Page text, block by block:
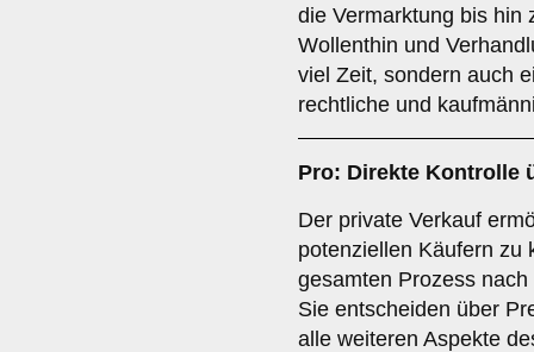
die Vermarktung bis hin
Wollenthin und
viel Zeit, sondern auch
rechtliche und
Pro: Direkte Kontrolle
Der private Verkauf
potenziellen Käufern zu
gesamten Prozess
Sie entscheiden über
alle weiteren Aspekte